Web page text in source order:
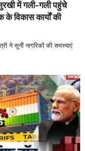
में गली-गली पहुंचे
विकास कार्यों की
सुनीं नागरिकों की समस्याएं